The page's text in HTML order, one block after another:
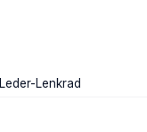
Leder-Lenkrad